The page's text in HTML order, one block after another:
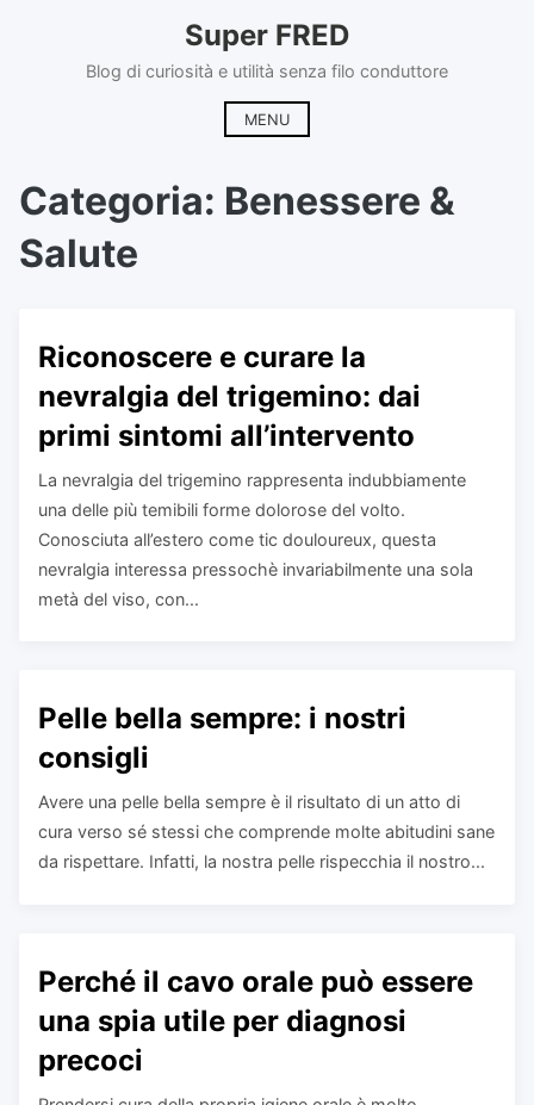
Super FRED
Blog di curiosità e utilità senza filo conduttore
MENU
Categoria: Benessere &
Salute
Riconoscere e curare la
nevralgia del trigemino: dai
primi sintomi all’intervento
La nevralgia del trigemino rappresenta indubbiamente
una delle più temibili forme dolorose del volto.
Conosciuta all’estero come tic douloureux, questa
nevralgia interessa pressochè invariabilmente una sola
metà del viso, con...
Pelle bella sempre: i nostri
consigli
Avere una pelle bella sempre è il risultato di un atto di
cura verso sé stessi che comprende molte abitudini sane
da rispettare. Infatti, la nostra pelle rispecchia il nostro...
Perché il cavo orale può essere
una spia utile per diagnosi
precoci